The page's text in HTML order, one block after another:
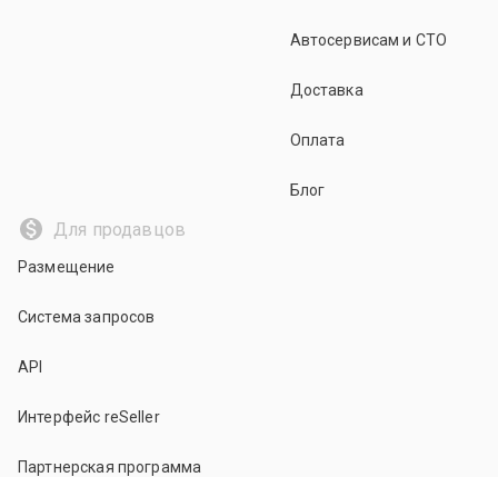
Автосервисам и СТО
Доставка
Оплата
Блог
Для продавцов
Размещение
Система запросов
API
Интерфейс reSeller
Партнерская программа